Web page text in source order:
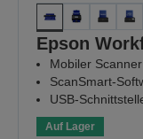
Epson
Mobiler Scanner
ScanSmart-
USB-
Auf Lager